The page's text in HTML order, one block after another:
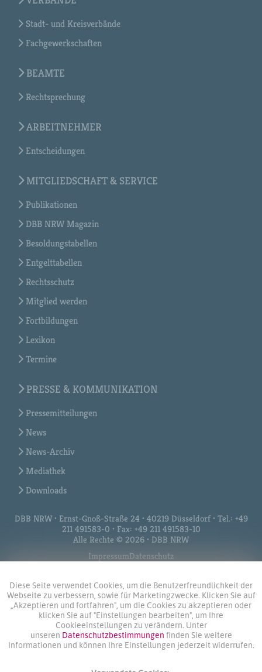
Diese Seite verwendet Cookies, um die Benutzerfreundlichkeit der
Webseite zu verbessern, sowie für Marketingzwecke. Klicken Sie auf
„Akzeptieren und fortfahren", um die Cookies zu akzeptieren oder
klicken Sie auf "Einstellungen bearbeiten", um Ihre
Cookieeinstellungen zu verändern. Unter
unseren Datenschutzbestimmungen finden Sie weitere
Informationen und können Ihre Einstellungen jederzeit widerrufen.
Stadt- und Kreisverbände
Fachgewerkschaften
BEAMTE
Rechtsprechung
ARBEITNEHMER
Entscheidungen
MITGLIEDSCHAFT & SERVICE
Publikationen
DBB NRW Magazin
Besoldungstabellen
Entgelttabellen
Rechtsschutz
Mitglied werden
Fortbildungen
Lexikon
Termine
PRESSE & KOMMUNIKATION
Pressemitteilungen
News
News-Archiv
Mediathek
Downloads
DBB NRW • Ernst-Gnoß-Straße 24 • 40219 Düsseldorf • Tel.: +49
211 491583-0 • Fax: +49 211 491583-10
Alle Rechte © 2026 • DBB NRW
ImpressumDatenschutz